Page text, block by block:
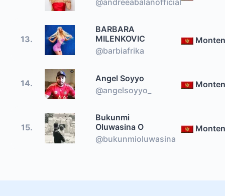
13.
BARBARA
MILENKOVIC
@barbiafrika
14.
Angel Soyyo
@angelsoyyo_
15.
Bukunmi
Oluwasina O
@bukunmioluwasina